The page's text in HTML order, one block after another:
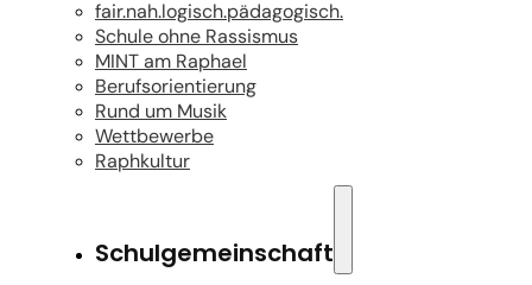
fair.nah.logisch.pädagogisch.
Schule ohne Rassismus
MINT am Raphael
Berufsorientierung
Rund um Musik
Wettbewerbe
Raphkultur
Schulgemeinschaft